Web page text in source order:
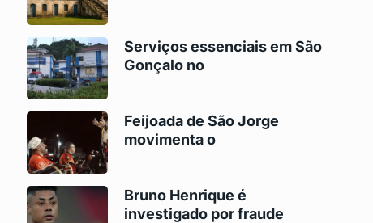
Serviços essenciais em São
Gonçalo no
Feijoada de São Jorge
movimenta o
Bruno Henrique é
investigado por fraude